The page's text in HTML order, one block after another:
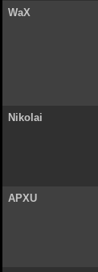
WaX
Nikolai
APXU